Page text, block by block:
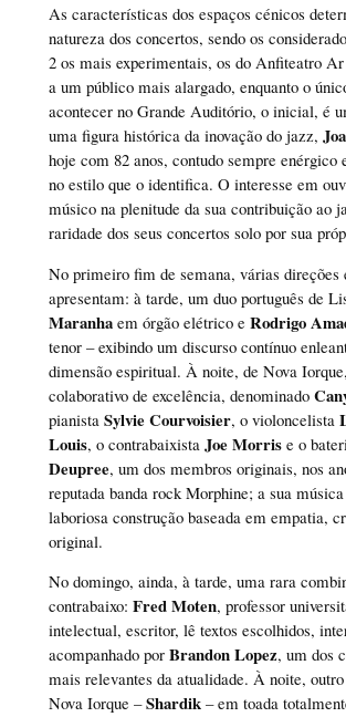
As características dos espaços cénicos
natureza dos concertos, sendo os
2 os mais experimentais, os do Anfiteatro
a um público mais alargado, enquanto o
acontecer no Grande Auditório, o inicial, é
uma figura histórica da inovação do jazz,
hoje com 82 anos, contudo sempre enérgico
no estilo que o identifica. O interesse em
músico na plenitude da sua contribuição ao
raridade dos seus concertos solo por sua
No primeiro fim de semana, várias direções
apresentam: à tarde, um duo português de
Maranhaem órgão elétrico e Rodrigo
tenor – exibindo um discurso contínuo
dimensão espiritual. À noite, de Nova
colaborativo de excelência, denominado
pianista Sylvie Courvoisier, o violoncelista
Louis, o contrabaixista Joe Morrise o
Deupree, um dos membros originais, nos
reputada banda rock Morphine; a sua
laboriosa construção baseada em empatia,
original.
No domingo, ainda, à tarde, uma rara
contrabaixo: Fred Moten, professor
intelectual, escritor, lê textos escolhidos,
acompanhado por Brandon Lopez, um dos
mais relevantes da atualidade. À noite,
Nova Iorque –Shardik– em toada